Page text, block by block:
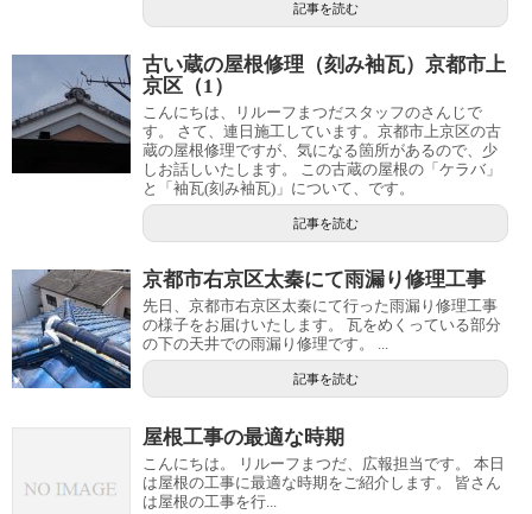
記事を読む
古い蔵の屋根修理（刻み袖瓦）京都市上
京区（1）
こんにちは、リルーフまつだスタッフのさんじで
す。 さて、連日施工しています。京都市上京区の古
蔵の屋根修理ですが、気になる箇所があるので、少
しお話しいたします。 この古蔵の屋根の「ケラバ」
と「袖瓦(刻み袖瓦)」について、です。
記事を読む
京都市右京区太秦にて雨漏り修理工事
先日、京都市右京区太秦にて行った雨漏り修理工事
の様子をお届けいたします。 瓦をめくっている部分
の下の天井での雨漏り修理です。 ...
記事を読む
屋根工事の最適な時期
こんにちは。 リルーフまつだ、広報担当です。 本日
は屋根の工事に最適な時期をご紹介します。 皆さん
は屋根の工事を行...